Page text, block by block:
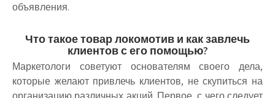
объявления.
Что такое товар локомотив и как завлечь
клиентов с его помощью?
Маркетологи советуют основателям своего дела,
которые желают привлечь клиентов, не скупиться на